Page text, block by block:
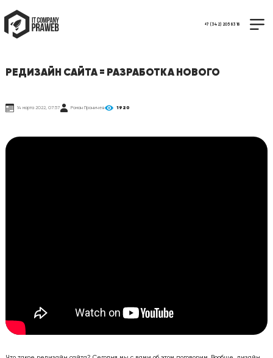
+7 (342) 205 83 18
14 марта 2022, 07:57 Роман Проничев 1920
РЕДИЗАЙН САЙТА = РАЗРАБОТКА НОВОГО